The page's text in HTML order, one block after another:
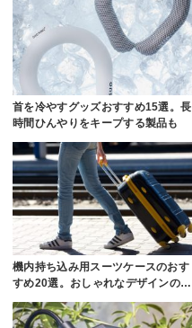
首を冷やすグッズおすすめ15選。長
時間ひんやりをキープする製品も
機内持ち込み用スーツケースのおす
すめ20選。おしゃれなデザインの…